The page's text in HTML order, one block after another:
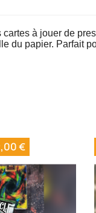
à jouer de
du papier. Parfait
€